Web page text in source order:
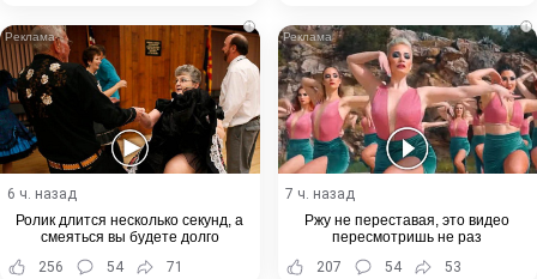
i
6 ч. назад
Ролик длится несколько секунд, а
смеяться вы будете долго
256
54 71
i
7 ч. назад
Ржу не переставая, это видео
пересмотришь не раз
207
54 53